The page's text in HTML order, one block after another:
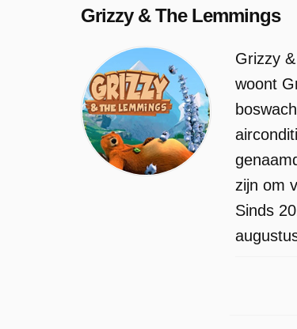
Grizzy & The Lemmings
Grizzy
woont
zijn om
Sinds